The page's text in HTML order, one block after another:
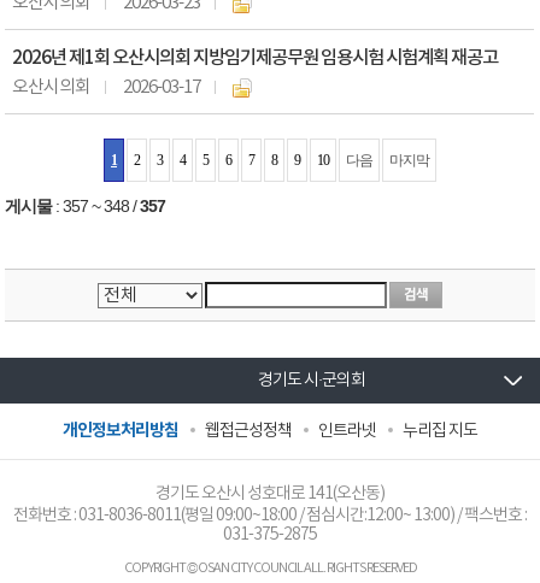
2026년 제1회 오산시의회 지방임기제공무원 임용시험 시험계획 재공고
오산시의회 2026-03-17
1 2 3 4 5 6 7 8 9 10 다음 마지막
게시물:357 ~ 348 /357
경기도 시·군의회
개인정보처리방침 웹접근성정책 인트라넷 누리집 지도
경기도 오산시 성호대로 141(오산동)
전화번호 :031-8036-8011(평일 09:00~18:00 / 점심시간:12:00~ 13:00) / 팩스번호 :
031-375-2875
COPYRIGHT © OSAN CITY COUNCIL ALL. RIGHTS RESERVED